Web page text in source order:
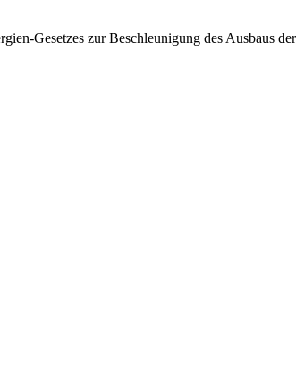
Gesetzes zur Beschleunigung des Ausbaus